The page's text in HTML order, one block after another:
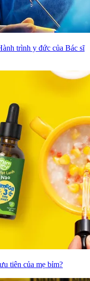
trình y đức của Bác sĩ
tiên của mẹ bỉm?